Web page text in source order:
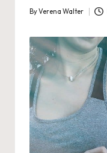
Posted
ByVerena Walter